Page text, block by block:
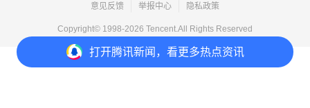
打开腾讯新闻，看更多热点资讯
意见反馈 举报中心 隐私政策
Copyright© 1998-2026 Tencent.All Rights Reserved